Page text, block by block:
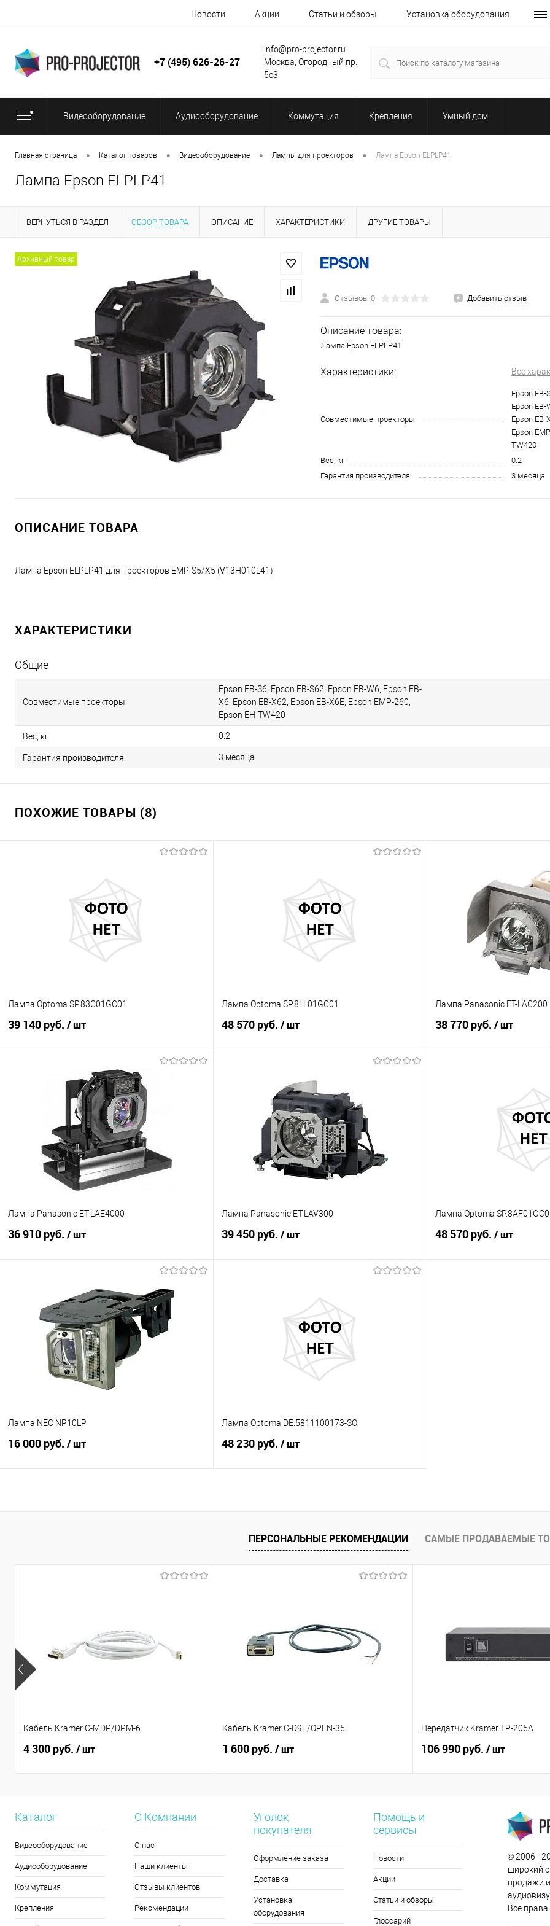
Новости Акции Статьи и обзоры Установка оборудования
+7 (495) 626-26-27
info@pro-projector.ru
Москва, Огородный пр.,
5с3
Видеооборудование Аудиооборудование Коммутация Крепления Умный дом
Главная страница • Каталог товаров • Видеооборудование • Лампы для проекторов • Лампа Epson ELPLP41
Лампа Epson ELPLP41
ВЕРНУТЬСЯ В РАЗДЕЛ ОБЗОР ТОВАРА ОПИСАНИЕ ХАРАКТЕРИСТИКИ ДРУГИЕ ТОВАРЫ
Архивный товар
Отзывов: 0 Добавить отзыв
Описание товара:
Лампа Epson ELPLP41
Характеристики: Все
Совместимые проекторы
Epson EB-
Epson EB-
Epson EB-
Epson
TW420
Вес, кг
0.2
Гарантия производителя:
3 месяца
ОПИСАНИЕ ТОВАРА
Лампа Epson ELPLP41 для проекторов EMP-S5/X5 (V13H010L41)
ХАРАКТЕРИСТИКИ
Общие
Совместимые проекторы
Epson EB-S6, Epson EB-S62, Epson EB-W6, Epson EB-
X6, Epson EB-X62, Epson EB-X6E, Epson EMP-260,
Epson EH-TW420
Вес, кг 0.2
Гарантия производителя: 3 месяца
ПОХОЖИЕ ТОВАРЫ (8)
Лампа Optoma SP.83C01GC01
39 140 руб. / шт
В корзину
Купить в 1 клик
Сравнение
В избранное
Под заказ
Лампа Optoma SP.8LL01GC01
48 570 руб. / шт
Купить в 1 клик
Сравнение
В избранное
Под заказ
Лампа Panasonic ET-LAC200
38 770 руб. / шт
Купить в 1 клик
Лампа Panasonic ET-LAE4000
36 910 руб. / шт
Купить в 1 клик
Сравнение
В избранное
Под заказ
Лампа Panasonic ET-LAV300
39 450 руб. / шт
Купить в 1 клик
Сравнение
Под заказ
Лампа Optoma
48 570 руб. / шт
Лампа NEC NP10LP
16 000 руб. / шт
Лампа Optoma DE.5811100173-SO
48 230 руб. / шт
В наличии
ПЕРСОНАЛЬНЫЕ РЕКОМЕНДАЦИИ САМЫЕ ПРОДАВАЕМЫЕ
Кабель Kramer C-MDP/DPM-6
4 300 руб. / шт
Кабель Kramer C-D9F/OPEN-35
1 600 руб. / шт
Передатчик Kramer TP-205A
106 990 руб. / шт
Каталог
Видеооборудование
Аудиооборудование
Коммутация
Крепления
О Компании
О нас
Наши клиенты
Отзывы клиентов
Рекомендации
Уголок
покупателя
Оформление заказа
Доставка
Установка
оборудования
Помощь и
сервисы
Новости
Акции
Статьи и обзоры
Глоссарий
© 2006 -
широкий
продажи
Все